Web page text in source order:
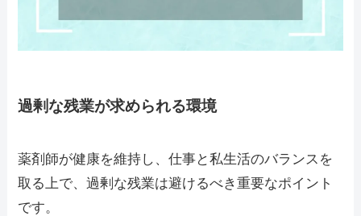
過剰な残業が求められる環境
薬剤師が健康を維持し、仕事と私生活のバランスを
取る上で、過剰な残業は避けるべき重要なポイント
です。